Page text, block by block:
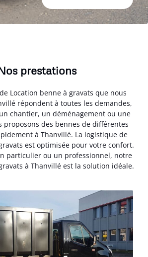
prestations
Location benne à gravats que nous
répondent à toutes les demandes,
chantier, un déménagement ou une
proposons des bennes de différentes
à Thanvillé. La logistique de
est optimisée pour votre confort.
particulier ou un professionnel, notre
à Thanvillé est la solution idéale.